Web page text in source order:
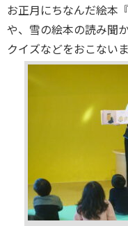
お正月にちなんだ絵本
や、雪の絵本の読み聞か
クイズなどをおこないま